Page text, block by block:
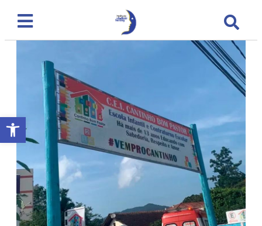
Abrir a barra de ferramentas